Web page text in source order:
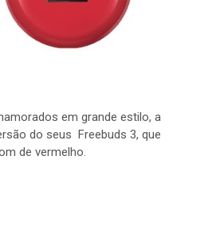
em grande estilo, a
do seus Freebuds 3, que
de vermelho.